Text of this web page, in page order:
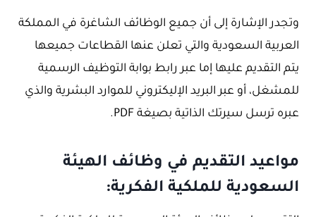
وتجدر الإشارة إلى أن جميع الوظائف الشاغرة في المملكة
العربية السعودية والتي تعلن عنها القطاعات جميعها
يتم التقديم عليها إما عبر رابط بوابة التوظيف الرسمية
للمشغل، أو عبر البريد الإليكتروني للموارد البشرية والذي
عبره ترسل سيرتك الذاتية بصيغة PDF.
مواعيد التقديم في وظائف الهيئة
السعودية للملكية الفكرية: